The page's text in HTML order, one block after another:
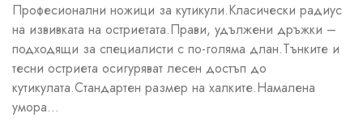
Професионални ножици за кутикули.Класически радиус
на извивката на остриетата.Прави, удължени дръжки –
подходящи за специалисти с по-голяма длан.Тънките и
тесни остриета осигуряват лесен достъп до
кутикулата.Стандартен размер на халките.Намалена
умора...